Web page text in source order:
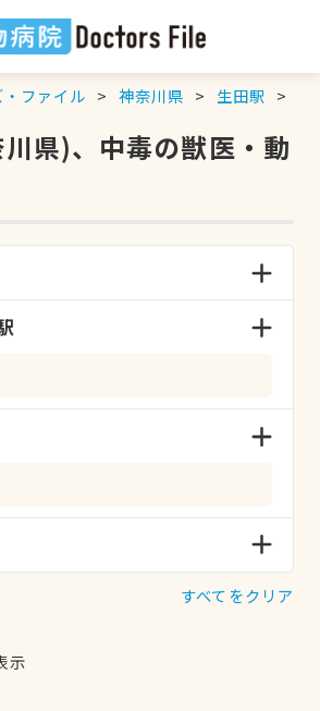
ファイル 神奈川県 生田駅
県)、中毒の獣医・動
すべてをクリア
示